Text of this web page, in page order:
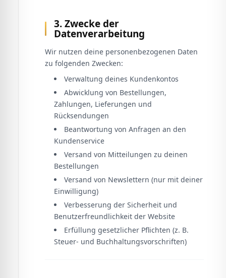
3. Zwecke der
Datenverarbeitung
Wir nutzen deine personenbezogenen Daten
zu folgenden Zwecken:
Verwaltung deines Kundenkontos
Abwicklung von Bestellungen,
Zahlungen, Lieferungen und
Rücksendungen
Beantwortung von Anfragen an den
Kundenservice
Versand von Mitteilungen zu deinen
Bestellungen
Versand von Newslettern (nur mit deiner
Einwilligung)
Verbesserung der Sicherheit und
Benutzerfreundlichkeit der Website
Erfüllung gesetzlicher Pflichten (z. B.
Steuer- und Buchhaltungsvorschriften)